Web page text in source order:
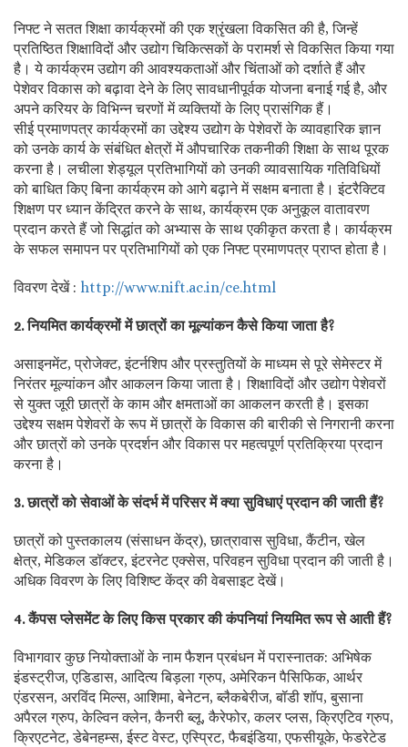
निफ्ट ने सतत शिक्षा कार्यक्रमों की एक श्रृंखला विकसित की है, जिन्हें
प्रतिष्ठित शिक्षाविदों और उद्योग चिकित्सकों के परामर्श से विकसित किया गया
है। ये कार्यक्रम उद्योग की आवश्यकताओं और चिंताओं को दर्शाते हैं और
पेशेवर विकास को बढ़ावा देने के लिए सावधानीपूर्वक योजना बनाई गई है, और
अपने करियर के विभिन्न चरणों में व्यक्तियों के लिए प्रासंगिक हैं।
सीई प्रमाणपत्र कार्यक्रमों का उद्देश्य उद्योग के पेशेवरों के व्यावहारिक ज्ञान
को उनके कार्य के संबंधित क्षेत्रों में औपचारिक तकनीकी शिक्षा के साथ पूरक
करना है। लचीला शेड्यूल प्रतिभागियों को उनकी व्यावसायिक गतिविधियों
को बाधित किए बिना कार्यक्रम को आगे बढ़ाने में सक्षम बनाता है। इंटरैक्टिव
शिक्षण पर ध्यान केंद्रित करने के साथ, कार्यक्रम एक अनुकूल वातावरण
प्रदान करते हैं जो सिद्धांत को अभ्यास के साथ एकीकृत करता है। कार्यक्रम
के सफल समापन पर प्रतिभागियों को एक निफ्ट प्रमाणपत्र प्राप्त होता है।
विवरण देखें : http://www.nift.ac.in/ce.html
2. नियमित कार्यक्रमों में छात्रों का मूल्यांकन कैसे किया जाता है?
असाइनमेंट, प्रोजेक्ट, इंटर्नशिप और प्रस्तुतियों के माध्यम से पूरे सेमेस्टर में
निरंतर मूल्यांकन और आकलन किया जाता है। शिक्षाविदों और उद्योग पेशेवरों
से युक्त जूरी छात्रों के काम और क्षमताओं का आकलन करती है। इसका
उद्देश्य सक्षम पेशेवरों के रूप में छात्रों के विकास की बारीकी से निगरानी करना
और छात्रों को उनके प्रदर्शन और विकास पर महत्वपूर्ण प्रतिक्रिया प्रदान
करना है।
3. छात्रों को सेवाओं के संदर्भ में परिसर में क्या सुविधाएं प्रदान की जाती हैं?
छात्रों को पुस्तकालय (संसाधन केंद्र), छात्रावास सुविधा, कैंटीन, खेल
क्षेत्र, मेडिकल डॉक्टर, इंटरनेट एक्सेस, परिवहन सुविधा प्रदान की जाती है।
अधिक विवरण के लिए विशिष्ट केंद्र की वेबसाइट देखें।
4. कैंपस प्लेसमेंट के लिए किस प्रकार की कंपनियां नियमित रूप से आती हैं?
विभागवार कुछ नियोक्ताओं के नाम फैशन प्रबंधन में परास्नातक: अभिषेक
इंडस्ट्रीज, एडिडास, आदित्य बिड़ला ग्रुप, अमेरिकन पैसिफिक, आर्थर
एंडरसन, अरविंद मिल्स, आशिमा, बेनेटन, ब्लैकबेरीज, बॉडी शॉप, बुसाना
अपैरल ग्रुप, केल्विन क्लेन, कैनरी ब्लू, कैरेफोर, कलर प्लस, क्रिएटिव ग्रुप,
क्रिएटनेट, डेबेनहम्स, ईस्ट वेस्ट, एस्प्रिट, फैबइंडिया, एफसीयूके, फेडरेटेड